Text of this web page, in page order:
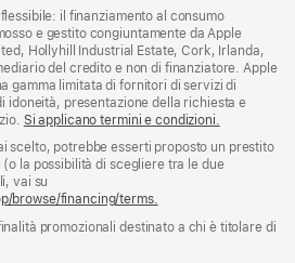
il finanziamento al consumo
e gestito congiuntamente da Apple
Hollyhill Industrial Estate, Cork, Irlanda,
del credito e non di finanziatore. Apple
gamma limitata di fornitori di servizi di
idoneità, presentazione della richiesta e
Si applicano termini e condizioni.
scelto, potrebbe esserti proposto un prestito
la possibilità di scegliere tra le due
vai su
browse/financing/terms.
promozionali destinato a chi è titolare di